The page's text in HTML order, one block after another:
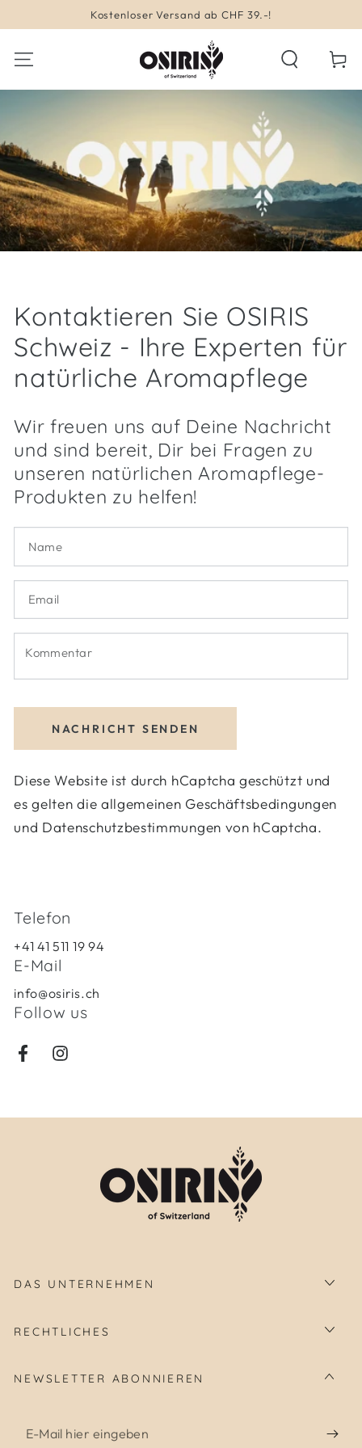
ZUM INHALTKostenloser Versand ab CHF 39.-!
Kontaktieren Sie OSIRIS
Schweiz - Ihre Experten für
natürliche Aromapflege
Wir freuen uns auf Deine Nachricht
und sind bereit, Dir bei Fragen zu
unseren natürlichen Aromapflege-
Produkten zu helfen!
Email
*
NACHRICHT SENDEN
Diese Website ist durch hCaptcha geschützt und
es gelten die allgemeinen Geschäftsbedingungen
und Datenschutzbestimmungen von hCaptcha.
Telefon
+41 41 511 19 94
E-Mail
info@osiris.ch
Follow us
FacebookInstagram
DAS UNTERNEHMEN
RECHTLICHES
NEWSLETTER ABONNIEREN
E-